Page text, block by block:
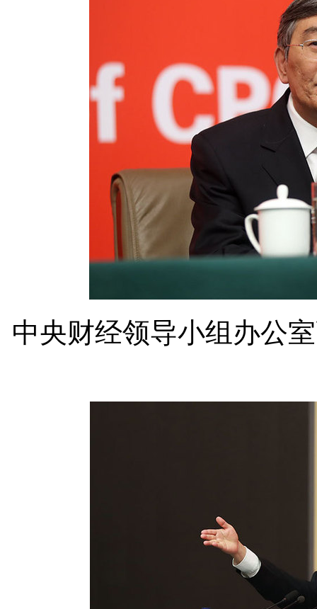
中央财经领导小组办公